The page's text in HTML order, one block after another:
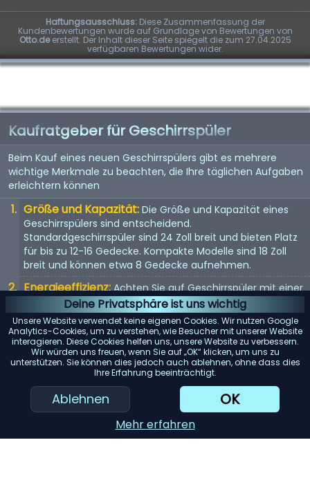
Deine Privatsphäre ist uns wichtig
Unsere Website verwendet keine eigenen Cookies. Wir nutzen Google
Analytics-Cookies, um zu verstehen, wie Besucher mit unserer Website
interagieren. Diese Cookies helfen uns, unsere Website zu verbessern.
Wir würden uns freuen, wenn Sie auf „OK“ klicken, um uns zu
unterstützen. Sie können dies jedoch auch ablehnen, ohne dass dies
Ihre Erfahrung beeinträchtigt.
Ablehnen OK
Mehr erfahren
Haftungsausschluss:Diese Zusammenfassung der
Kundenbewertungen wurde auf Grundlage von Bewertungen von
Otto.deerstellt. Der Inhalt dieser Seite spiegelt die zum 27.04.2025
verfügbaren Bewertungen wider.
Kaufratgeber für Geschirrspüler
Beim Kauf eines neuen Geschirrspülers gibt es mehrere
wichtige Merkmale zu beachten, die Ihre täglichen Aufgaben
erleichtern können
Größe und Kapazität: Die Größe und Kapazität eines
Geschirrspülers sind entscheidend.
Standardgeschirrspüler sind 24 Zoll breit und bieten Platz
für bis zu 12-16 Gedecke. Kompakte Modelle sind 18 Zoll
breit und können etwa 8 Gedecke aufnehmen.
Energieeffizienz: Achten Sie auf Geschirrspüler mit einer
Energy Star-Bewertung. Diese Modelle verbrauchen
weniger Wasser und Strom, was Ihnen langfristig Geld
spart.
Geräuschpegel: Geschirrspüler können laut sein. Wenn
Lärm ein Problem darstellt, suchen Sie nach Modellen mit
einem Dezibelwert von 45 oder darunter.
Reinigungsleistung:
Achten Sie auf Geschirrspüler mit
mehreren Spülzyklen und Optionen. Modelle mit einem
„Entsorger für harte Lebensmittel“ oder einem